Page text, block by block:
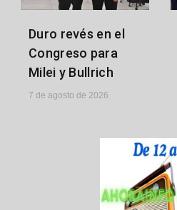
Duro revés en el
Congreso para
Milei y Bullrich
7 de agosto de 2026